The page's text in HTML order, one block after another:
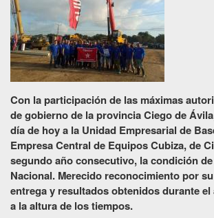
Empresas
MARCO NORMATIVO
Resoluciones
NOTICIAS
GALERIAS
Imágenes
Vídeos
Con la participación de las máximas
de gobierno de la provincia Ciego de
día de hoy a la Unidad Empresarial de
Empresa Central de Equipos Cubiza, de
segundo año consecutivo, la condición
Nacional. Merecido reconocimiento por
entrega y resultados obtenidos durante el
a la altura de los tiempos.